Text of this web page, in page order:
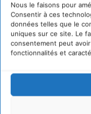
Nous le faisons pour
Consentir à ces
données telles que le
uniques sur ce site. Le
consentement peut
fonctionnalités et